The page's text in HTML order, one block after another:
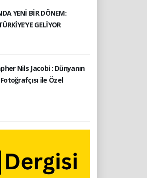
YENİ BİR DÖNEM:
GELİYOR
Nils Jacobi : Dünyanın
ile Özel